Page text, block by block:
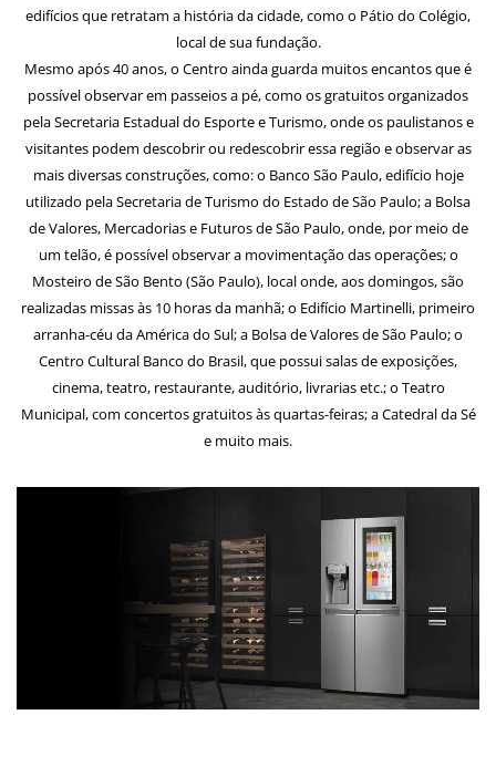
edifícios que retratam a história da cidade, como o Pátio do Colégio,
local de sua fundação.
Mesmo após 40 anos, o Centro ainda guarda muitos encantos que é
possível observar em passeios a pé, como os gratuitos organizados
pela Secretaria Estadual do Esporte e Turismo, onde os paulistanos e
visitantes podem descobrir ou redescobrir essa região e observar as
mais diversas construções, como: o Banco São Paulo, edifício hoje
utilizado pela Secretaria de Turismo do Estado de São Paulo; a Bolsa
de Valores, Mercadorias e Futuros de São Paulo, onde, por meio de
um telão, é possível observar a movimentação das operações; o
Mosteiro de São Bento (São Paulo), local onde, aos domingos, são
realizadas missas às 10 horas da manhã; o Edifício Martinelli, primeiro
arranha-céu da América do Sul; a Bolsa de Valores de São Paulo; o
Centro Cultural Banco do Brasil, que possui salas de exposições,
cinema, teatro, restaurante, auditório, livrarias etc.; o Teatro
Municipal, com concertos gratuitos às quartas-feiras; a Catedral da Sé
e muito mais.